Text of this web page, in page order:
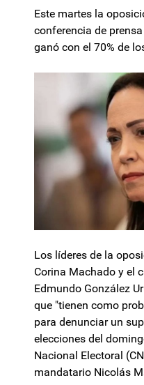
Este martes la
conferencia de
ganó con el 70% de
Los líderes de la
Corina Machado y el
Edmundo González
que "tienen como
para denunciar un
elecciones del
Nacional Electoral
mandatario Nicolás